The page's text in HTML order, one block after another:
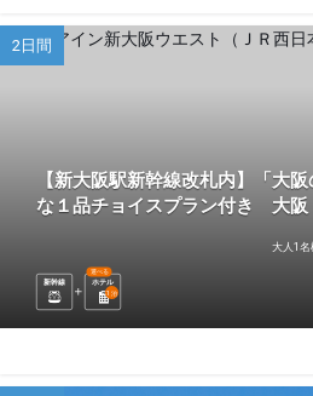
2日間
【新大阪駅新幹線改札内】「大
な１品チョイスプラン付き 大
新幹線 ホテル
選べる
1 泊
大人1名